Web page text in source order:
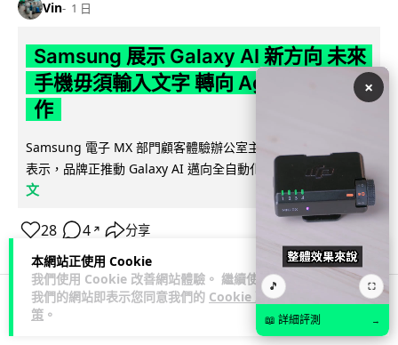
本網站正使用 Cookie
我們使用 Cookie 改善網站體驗。 繼續使用
我們的網站即表示您同意我們的 Cookie 政
策 。
Vin 1 日
Samsung 展示 Galaxy AI 新方向 未來
手機毋須輸入文字 轉向 Agent 全自動操
作
Samsung 電子 MX 部門顧客體驗辦公室主管兼副總裁 Jay Kim
表示，品牌正推動 Galaxy AI 邁向全自動化 Agent...
閱讀全
文
28 4 ↗ 分享
科技娛樂
×
🎵 ⛶
📖 詳細評測 →